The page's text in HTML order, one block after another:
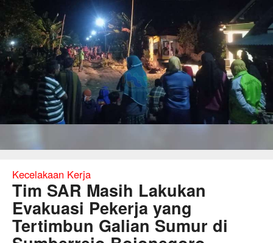
Kecelakaan Kerja
Tim SAR Masih Lakukan
Evakuasi Pekerja yang
Tertimbun Galian Sumur di